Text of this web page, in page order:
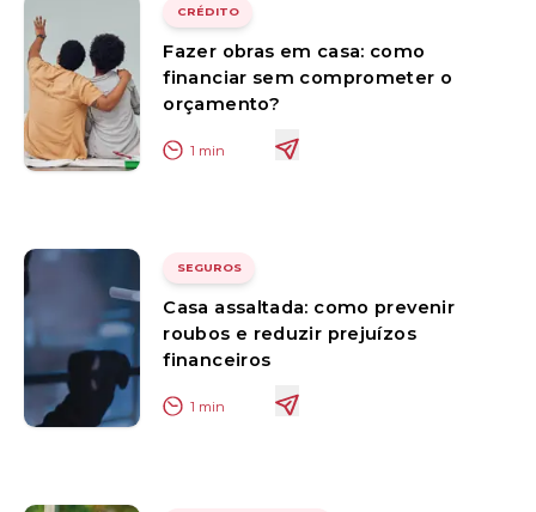
CRÉDITO
Fazer obras em casa: como
financiar sem comprometer o
orçamento?
1 min
SEGUROS
Casa assaltada: como prevenir
roubos e reduzir prejuízos
financeiros
1 min